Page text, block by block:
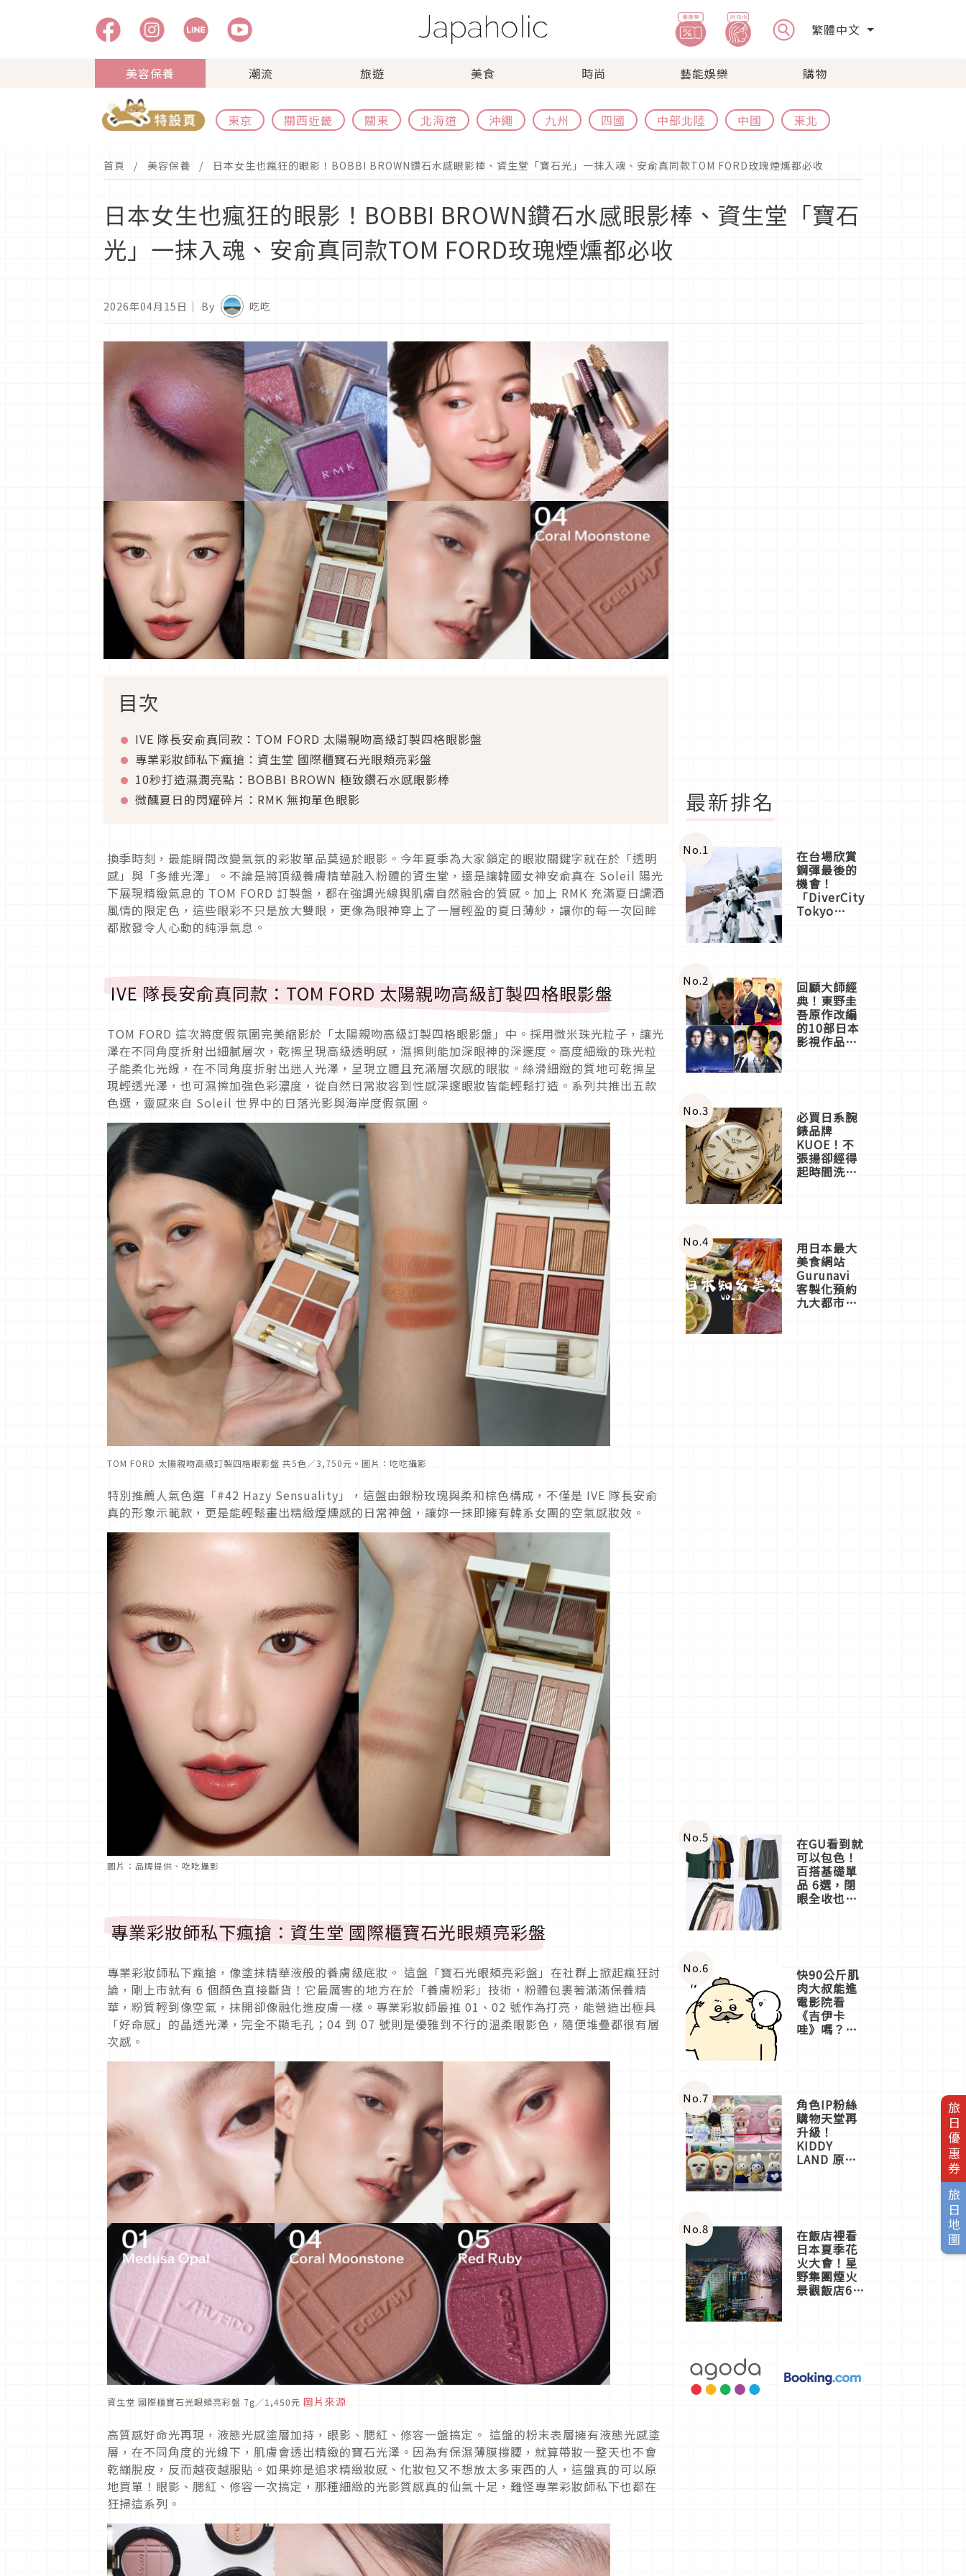
繁體中文
美容保養 潮流 旅遊 美食 時尚 藝能娛樂 購物
東京 關西近畿 關東 北海道 沖繩 九州 四國 中部北陸 中國 東北
旅日優惠券
旅日地圖
首頁 美容保養 日本女生也瘋狂的眼影！BOBBI BROWN鑽石水感眼影棒、資生堂「寶石光」一抹入魂、安俞真同款TOM FORD玫瑰煙燻都必收
日本女生也瘋狂的眼影！BOBBI BROWN鑽石水感眼影棒、資生堂「寶石
光」一抹入魂、安俞真同款TOM FORD玫瑰煙燻都必收
2026年04月15日 ｜ By 吃吃
目次
IVE 隊長安俞真同款：TOM FORD 太陽親吻高級訂製四格眼影盤
專業彩妝師私下瘋搶：資生堂 國際櫃寶石光眼頰亮彩盤
10秒打造濕潤亮點：BOBBI BROWN 極致鑽石水感眼影棒
微醺夏日的閃耀碎片：RMK 無拘單色眼影
換季時刻，最能瞬間改變氣氛的彩妝單品莫過於眼影。今年夏季為大家鎖定的眼妝關鍵字就在於「透明
感」與「多維光澤」。不論是將頂級養膚精華融入粉體的資生堂，還是讓韓國女神安俞真在 Soleil 陽光
下展現精緻氣息的 TOM FORD 訂製盤，都在強調光線與肌膚自然融合的質感。加上 RMK 充滿夏日調酒
風情的限定色，這些眼彩不只是放大雙眼，更像為眼神穿上了一層輕盈的夏日薄紗，讓你的每一次回眸
都散發令人心動的純淨氣息。
IVE 隊長安俞真同款：TOM FORD 太陽親吻高級訂製四格眼影盤
TOM FORD 這次將度假氛圍完美縮影於「太陽親吻高級訂製四格眼影盤」中。採用微米珠光粒子，讓光
澤在不同角度折射出細膩層次，乾擦呈現高級透明感，濕擦則能加深眼神的深邃度。高度細緻的珠光粒
子能柔化光線，在不同角度折射出迷人光澤，呈現立體且充滿層次感的眼妝。絲滑細緻的質地可乾擦呈
現輕透光澤，也可濕擦加強色彩濃度，從自然日常妝容到性感深邃眼妝皆能輕鬆打造。系列共推出五款
色選，靈感來自 Soleil 世界中的日落光影與海岸度假氛圍。
TOM FORD 太陽親吻高級訂製四格眼影盤 共5色／3,750元。圖片：吃吃攝影
特別推薦人氣色選「#42 Hazy Sensuality」，這盤由銀粉玫瑰與柔和棕色構成，不僅是 IVE 隊長安俞
真的形象示範款，更是能輕鬆畫出精緻煙燻感的日常神盤，讓妳一抹即擁有韓系女團的空氣感妝效。
圖片：品牌提供、吃吃攝影
專業彩妝師私下瘋搶：資生堂 國際櫃寶石光眼頰亮彩盤
專業彩妝師私下瘋搶，像塗抹精華液般的養膚級底妝。 這盤「寶石光眼頰亮彩盤」在社群上掀起瘋狂討
論，剛上市就有 6 個顏色直接斷貨！它最厲害的地方在於「養膚粉彩」技術，粉體包裹著滿滿保養精
華，粉質輕到像空氣，抹開卻像融化進皮膚一樣。專業彩妝師最推 01、02 號作為打亮，能營造出極具
「好命感」的晶透光澤，完全不顯毛孔；04 到 07 號則是優雅到不行的溫柔眼影色，隨便堆疊都很有層
次感。
資生堂 國際櫃寶石光眼頰亮彩盤 7g／1,450元 圖片來源
高質感好命光再現，液態光感塗層加持，眼影、腮紅、修容一盤搞定。 這盤的粉末表層擁有液態光感塗
層，在不同角度的光線下，肌膚會透出精緻的寶石光澤。因為有保濕薄膜撐腰，就算帶妝一整天也不會
乾繃脫皮，反而越夜越服貼。如果妳是追求精緻妝感、化妝包又不想放太多東西的人，這盤真的可以原
地買單！眼影、腮紅、修容一次搞定，那種細緻的光影質感真的仙氣十足，難怪專業彩妝師私下也都在
狂掃這系列。
最新排名
No.1 在台場欣賞
鋼彈最後的
機會！
「DiverCity
Tokyo
體驗
No.2 回顧大師經
典！東野圭
吾原作改編
的10部日本
影視作品推
No.3 必買日系腕
錶品牌
KUOE！不
張揚卻經得
起時間洗鍊
No.4 用日本最大
美食網站
Gurunavi
客製化預約
九大都市餐
No.5 在GU看到就
可以包色！
百搭基礎單
品 6選，閉
眼全收也不
No.6 快90公斤肌
肉大叔能進
電影院看
《吉伊卡
哇》嗎？日
一同給出了
答案
No.7 角色IP粉絲
購物天堂再
升級！
KIDDY
LAND 原宿
店3分即達
No.8 在飯店裡看
日本夏季花
火大會！星
野集團煙火
景觀飯店6